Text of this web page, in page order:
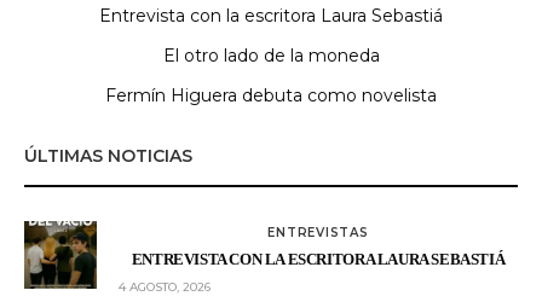
Entrevista con la escritora Laura Sebastiá
El otro lado de la moneda
Fermín Higuera debuta como novelista
ÚLTIMAS NOTICIAS
ENTREVISTAS
ENTREVISTA CON LA ESCRITORA LAURA SEBASTIÁ
4 AGOSTO, 2026